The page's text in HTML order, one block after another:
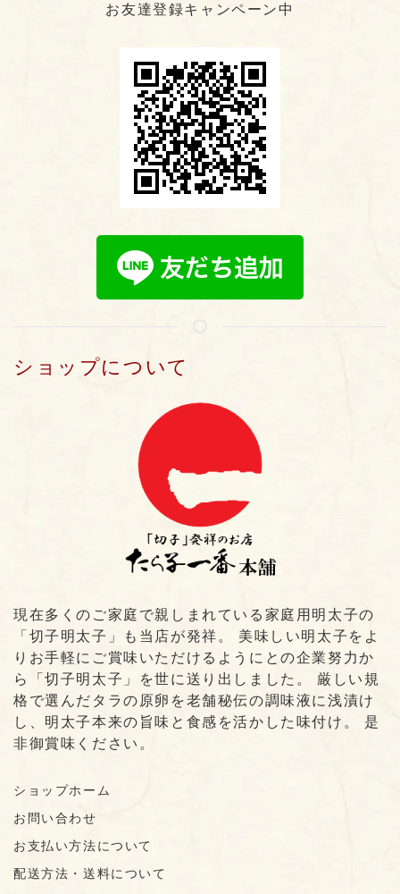
お友達登録キャンペーン中
ショップについて
現在多くのご家庭で親しまれている家庭用明太子の
「切子明太子」も当店が発祥。 美味しい明太子をよ
りお手軽にご賞味いただけるようにとの企業努力か
ら「切子明太子」を世に送り出しました。 厳しい規
格で選んだタラの原卵を老舗秘伝の調味液に浅漬け
し、明太子本来の旨味と食感を活かした味付け。 是
非御賞味ください。
ショップホーム
お問い合わせ
お支払い方法について
配送方法・送料について